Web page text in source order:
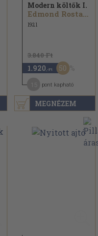
MEGNÉZEM
Modern költők I.
Edmond Rostand...
1921
3.840 Ft
1.920 ,-Ft 50
pont kapható